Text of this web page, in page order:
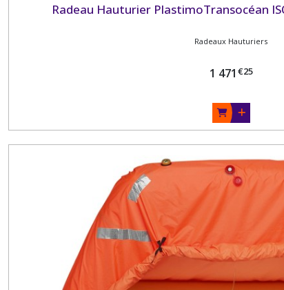
Radeau Hauturier PlastimoTransocéan
Radeaux Hauturiers
1 471 €25